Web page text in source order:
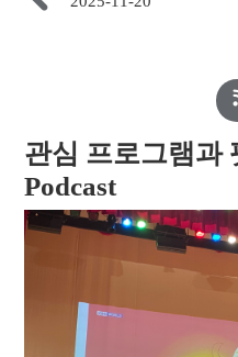
관심 프로그램과
Podcast